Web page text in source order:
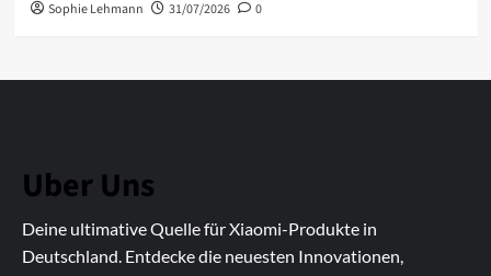
Sophie Lehmann 31/07/2026 0
Uber Uns
Deine ultimative Quelle für Xiaomi-Produkte in
Deutschland. Entdecke die neuesten Innovationen,